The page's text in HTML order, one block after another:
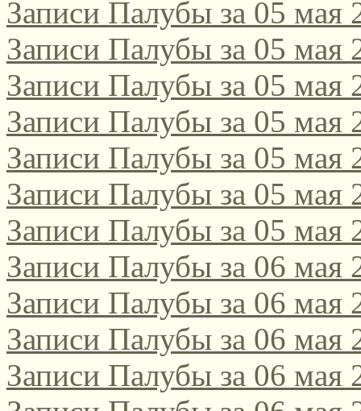
Записи Палубы за 05 мая
Записи Палубы за 05 мая
Записи Палубы за 05 мая
Записи Палубы за 05 мая
Записи Палубы за 05 мая
Записи Палубы за 05 мая
Записи Палубы за 05 мая
Записи Палубы за 06 мая
Записи Палубы за 06 мая
Записи Палубы за 06 мая
Записи Палубы за 06 мая